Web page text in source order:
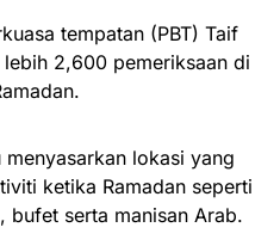
tempatan (PBT) Taif
2,600 pemeriksaan di
menyasarkan lokasi yang
ketika Ramadan seperti
bufet serta manisan Arab.